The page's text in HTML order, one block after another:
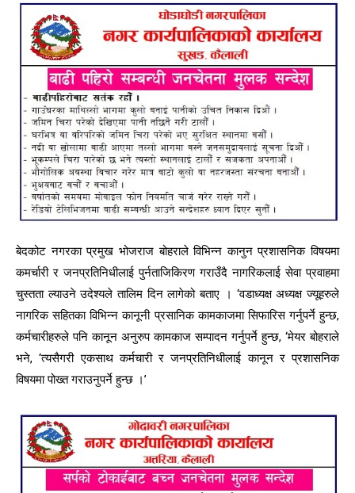
बेदकोट नगरका प्रमुख भोजराज बोहराले विभिन्न कानुन प्रशासनिक विषयमा
कमर्चारी र जनप्रतिनिधीलाई पुर्नताजिकिरण गराउँदै नागरिकलाई सेवा प्रवाहमा
चुस्तता ल्याउने उदेश्यले तालिम दिन लागेको बताए । ‘वडाध्यक्ष अध्यक्ष ज्यूहरुले
नागरिक सहितका विभिन्न कानूनी प्रसानिक कामकाजमा सिफारिस गर्नुपर्ने हुन्छ,
कर्मचारीहरुले पनि कानून अनुरुप कामकाज सम्पादन गर्नुपर्ने हुन्छ, ‘मेयर बोहराले
भने, ‘त्यसैगरी एकसाथ कर्मचारी र जनप्रतिनिधीलाई कानून र प्रशासनिक
विषयमा पोख्त गराउनुपर्ने हुन्छ ।’